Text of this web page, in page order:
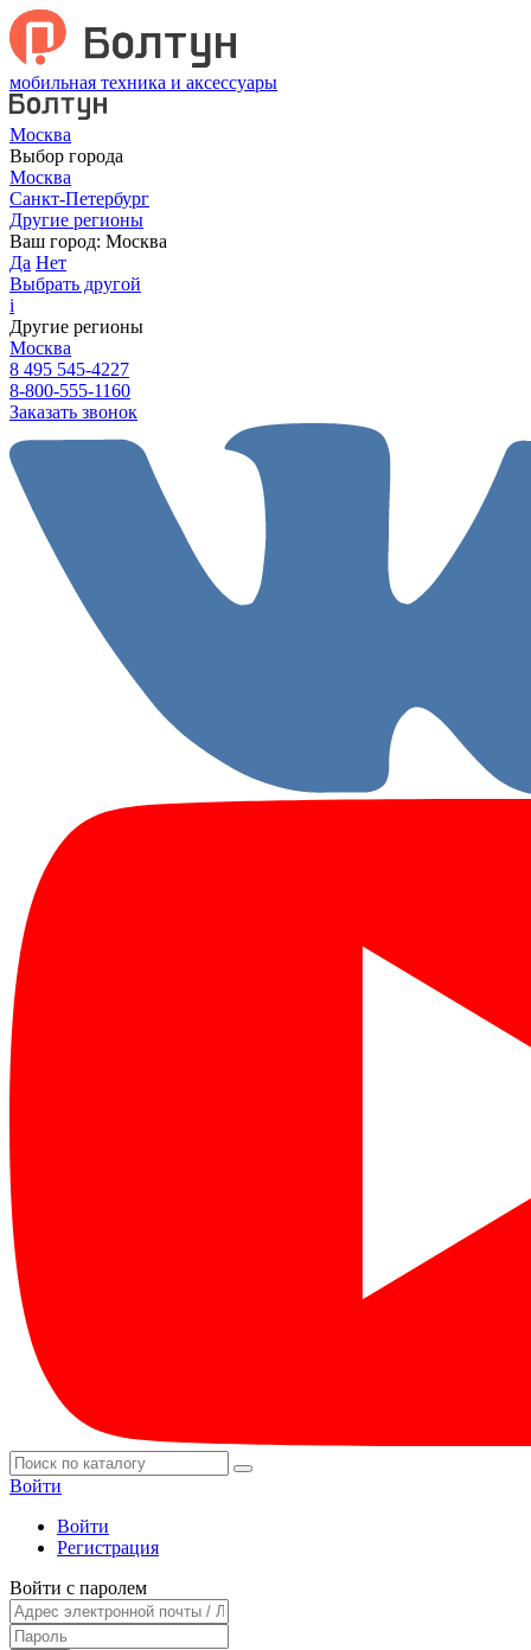
мобильная техника и аксессуары
Москва
Выбор города
Москва
Санкт-Петербург
Другие регионы
Ваш город: Москва
Да Нет
Выбрать другой
i
Другие регионы
Москва
8 495 545-4227
8-800-555-1160
Заказать звонок
Войти
Войти
Регистрация
Войти с паролем